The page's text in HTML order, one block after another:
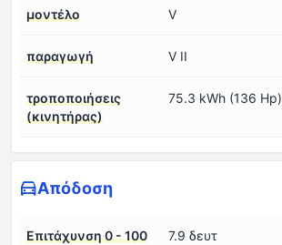
μοντέλο V
παραγωγή V II
τροποποιήσεις
(κινητήρας)
75.3 kWh (136 Hp)
Απόδοση
Επιτάχυνση 0 - 100
7.9 δευτ